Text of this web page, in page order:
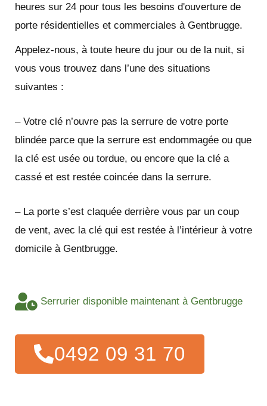
heures sur 24 pour tous les besoins d'ouverture de
porte résidentielles et commerciales à Gentbrugge.
Appelez-nous, à toute heure du jour ou de la nuit, si
vous vous trouvez dans l’une des situations
suivantes :
– Votre clé n’ouvre pas la serrure de votre porte
blindée parce que la serrure est endommagée ou que
la clé est usée ou tordue, ou encore que la clé a
cassé et est restée coincée dans la serrure.
– La porte s’est claquée derrière vous par un coup
de vent, avec la clé qui est restée à l’intérieur à votre
domicile à Gentbrugge.
Serrurier disponible maintenant à Gentbrugge
0492 09 31 70